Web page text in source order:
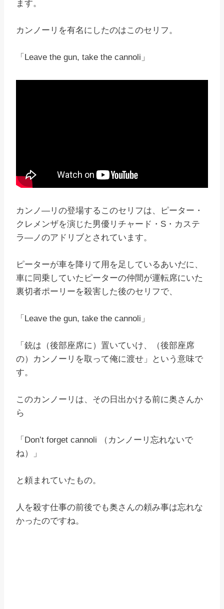
ます。
カンノーリを有名にしたのはこのセリフ。
「Leave the gun, take the cannoli」
カンノ―リの登場するこのセリフは、ピーター・
クレメンザを演じた男優リチャード・S・カステ
ラ―ノのアドリブとされています。
ピーターが車を降りて用を足しているあいだに、
車に同乗していたピーターの仲間が運転席にいた
裏切者ポーリーを殺害した後のセリフで、
「Leave the gun, take the cannoli」
「銃は（後部座席に）置いていけ、（後部座席
の）カンノーリを取って俺に渡せ」という意味で
す。
このカンノーリは、その日出かける前に奥さんか
ら
「Don’t forget cannoli （カンノーリ忘れないで
ね）」
と頼まれていたもの。
人を殺す仕事の前後でも奥さんの頼み事は忘れな
かったのですね。